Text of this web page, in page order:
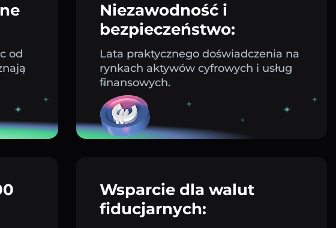
od
Niezawodność i
bezpieczeństwo:
Lata praktycznego doświadczenia na
rynkach aktywów cyfrowych i usług
finansowych.
Wsparcie dla walut
fiducjarnych: